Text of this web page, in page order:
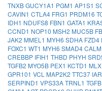
TNXBGUCY1A1 PGM1 AP1S1
CAVIN1 CTLA4 FRG1 PRDM16
IDH1 NDUFS8 FBN1 GATA1
CCND1 NOP10 MSH2 MUC5B
JAK2 MMEL1 MYH6 SDHA FZD4
FOXC1 WT1 MYH6 SMAD4
CREBBP IFIH1 THBD PHYH
TGFB2 MYO5B PEX1 KCTD1 MLX
GPR101 VCL MAP2K2 TTC37
SERPIND1 VPS33ATRNL1